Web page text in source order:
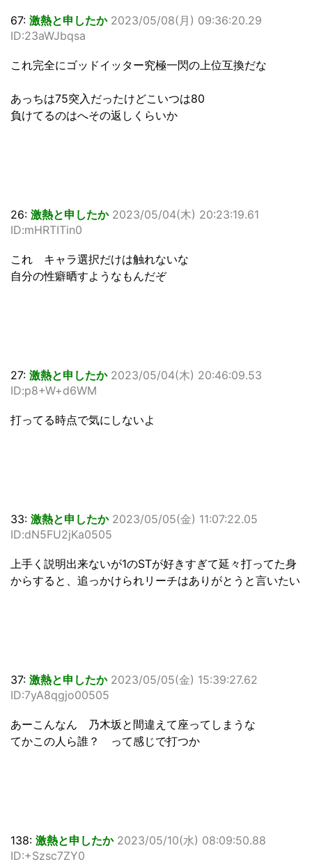
67: 激熱と申したか 2023/05/08(月) 09:36:20.29
ID:23aWJbqsa
これ完全にゴッドイッター究極一閃の上位互換だな
あっちは75突入だったけどこいつは80
負けてるのはへその返しくらいか
26: 激熱と申したか 2023/05/04(木) 20:23:19.61
ID:mHRTITin0
これ キャラ選択だけは触れないな
自分の性癖晒すようなもんだぞ
27: 激熱と申したか 2023/05/04(木) 20:46:09.53
ID:p8+W+d6WM
打ってる時点で気にしないよ
33: 激熱と申したか 2023/05/05(金) 11:07:22.05
ID:dN5FU2jKa0505
上手く説明出来ないが1のSTが好きすぎて延々打ってた身
からすると、追っかけられリーチはありがとうと言いたい
37: 激熱と申したか 2023/05/05(金) 15:39:27.62
ID:7yA8qgjo00505
あーこんなん 乃木坂と間違えて座ってしまうな
てかこの人ら誰？ って感じで打つか
138: 激熱と申したか 2023/05/10(水) 08:09:50.88
ID:+Szsc7ZY0